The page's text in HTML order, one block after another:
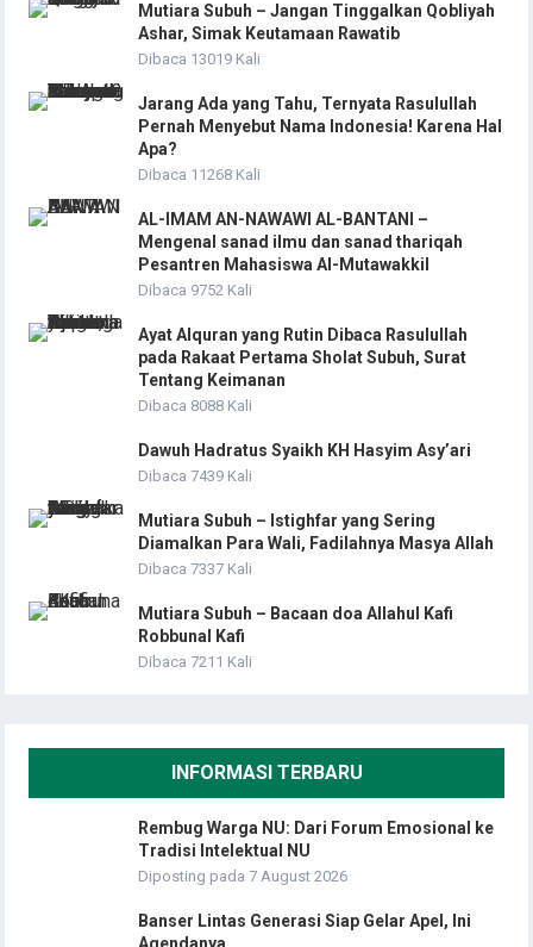
Mutiara Subuh – Jangan Tinggalkan Qobliyah
Ashar, Simak Keutamaan Rawatib
Dibaca 13019 Kali
Jarang Ada yang Tahu, Ternyata Rasulullah
Pernah Menyebut Nama Indonesia! Karena Hal
Apa?
Dibaca 11268 Kali
AL-IMAM AN-NAWAWI AL-BANTANI –
Mengenal sanad ilmu dan sanad thariqah
Pesantren Mahasiswa Al-Mutawakkil
Dibaca 9752 Kali
Ayat Alquran yang Rutin Dibaca Rasulullah
pada Rakaat Pertama Sholat Subuh, Surat
Tentang Keimanan
Dibaca 8088 Kali
Dawuh Hadratus Syaikh KH Hasyim Asy’ari
Dibaca 7439 Kali
Mutiara Subuh – Istighfar yang Sering
Diamalkan Para Wali, Fadilahnya Masya Allah
Dibaca 7337 Kali
Mutiara Subuh – Bacaan doa Allahul Kafi
Robbunal Kafi
Dibaca 7211 Kali
INFORMASI TERBARU
Rembug Warga NU: Dari Forum Emosional ke
Tradisi Intelektual NU
Diposting pada 7 August 2026
Banser Lintas Generasi Siap Gelar Apel, Ini